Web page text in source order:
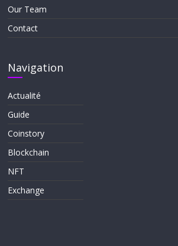
Our Team
Contact
Navigation
Actualité
Guide
Coinstory
Blockchain
NFT
Exchange